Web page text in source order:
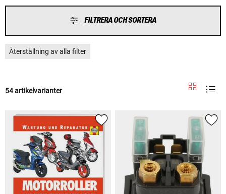
FILTRERA OCH SORTERA
Återställning av alla filter
54 artikelvarianter